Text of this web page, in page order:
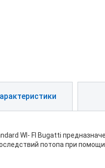
WI- FI Bugatti
потопа при